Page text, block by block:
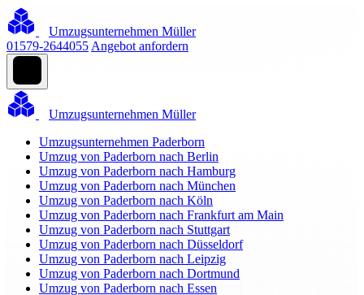
Umzugsunternehmen Müller
01579-2644055 Angebot anfordern
Umzugsunternehmen Müller
Umzugsunternehmen Paderborn
Umzug von Paderborn nach Berlin
Umzug von Paderborn nach Hamburg
Umzug von Paderborn nach München
Umzug von Paderborn nach Köln
Umzug von Paderborn nach Frankfurt am Main
Umzug von Paderborn nach Stuttgart
Umzug von Paderborn nach Düsseldorf
Umzug von Paderborn nach Leipzig
Umzug von Paderborn nach Dortmund
Umzug von Paderborn nach Essen